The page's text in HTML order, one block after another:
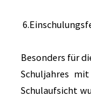
Besonders für
Schuljahres
Schulaufsicht